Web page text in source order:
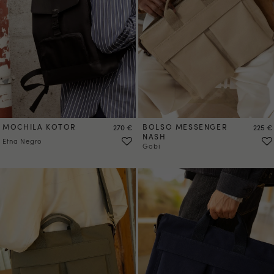
MOCHILA KOTOR
Etna Negro
Precio
270 €
BOLSO MESSENGER
NASH
Gobi
Precio
225 €